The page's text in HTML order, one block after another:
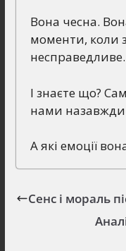
Вона чесна.
моменти, коли
несправедливе.
І знаєте що?
нами
А які емоції
Сенс і мораль